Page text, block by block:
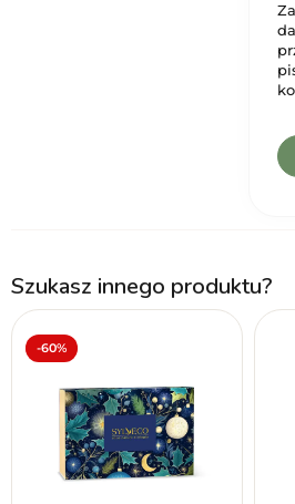
Szukasz innego produktu?
-60%